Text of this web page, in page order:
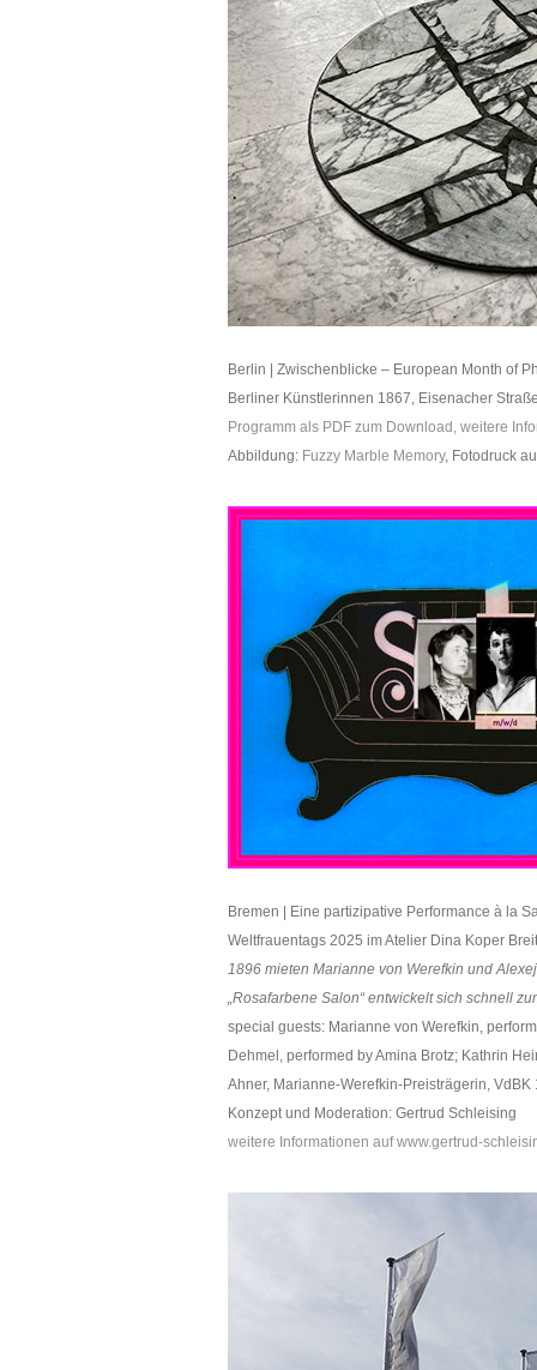
Berlin | Zwischenblicke – European Month of
Berliner Künstlerinnen 1867, Eisenacher
Programm als PDF zum Download , weitere
Abbildung: Fuzzy Marble Memory, Fotodruck
Bremen | Eine partizipative Performance à la
Weltfrauentags 2025 im Atelier Dina Koper
1896 mieten Marianne von Werefkin und
„Rosafarbene Salon“ entwickelt sich schnell
special guests: Marianne von Werefkin,
Dehmel, performed by Amina Brotz; Kathrin
Ahner, Marianne-Werefkin-Preisträgerin, VdBK
Konzept und Moderation: Gertrud Schleising
weitere Informationen auf www.gertrud-